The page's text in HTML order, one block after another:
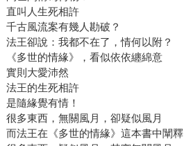
直叫人生死相許
千古風流案有幾人勘破？
法王卻說：我都不在了，情何以附？
《多世的情緣》，看似依依纏綿意
實則大愛沛然
法王的生死相許
是隨緣覺有情！
很多東西，無關風月，卻疑似風月
而法王在《多世的情緣》這本書中闡釋